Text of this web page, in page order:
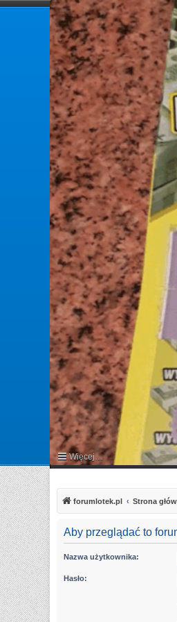
forumlotek.pl
Forum gier liczbowych
Więcej…
forumlotek.pl Strona
Aby przeglądać to
Nazwa użytkownika:
Hasło: